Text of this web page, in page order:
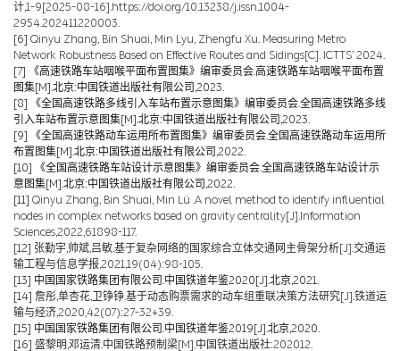
计,1-9[2025-08-16].https://doi.org/10.13238/j.issn.1004-
2954.202411220003.
[6] Qinyu Zhang, Bin Shuai, Min Lyu, Zhengfu Xu. Measuring Metro
Network Robustness Based on Effective Routes and Sidings[C]. ICTTS’ 2024.
[7]
《高速铁路车站咽喉平面布置图集》编审委员会.高速铁路车站咽喉平面布置
图集[M].北京:中国铁道出版社有限公司,2023.
[8]
《全国高速铁路多线引入车站布置示意图集》编审委员会.全国高速铁路多线
引入车站布置示意图集[M].北京:中国铁道出版社有限公司,2023.
[9]
《全国高速铁路动车运用所布置图集》编审委员会.全国高速铁路动车运用所
布置图集[M].北京:中国铁道出版社有限公司,2022.
[10]
《全国高速铁路车站设计示意图集》编审委员会.全国高速铁路车站设计示
意图集[M].北京:中国铁道出版社有限公司,2022.
[11] Qinyu Zhang, Bin Shuai, Min Lü .A novel method to identify influential
nodes in complex networks based on gravity centrality[J].Information
Sciences,2022,61898-117.
[12] 张勤宇,帅斌,吕敏.基于复杂网络的国家综合立体交通网主骨架分析[J].交通运
输工程与信息学报,2021,19(04):98-105.
[13] 中国国家铁路集团有限公司.中国铁道年鉴2020[J].北京,2021.
[14] 詹彤,单杏花,卫铮铮.基于动态购票需求的动车组重联决策方法研究[J].铁道运
输与经济,2020,42(07):27-32+39.
[15] 中国国家铁路集团有限公司.中国铁道年鉴2019[J].北京,2020.
[16] 盛黎明,邓运清.中国铁路预制梁[M].中国铁道出版社:202012.